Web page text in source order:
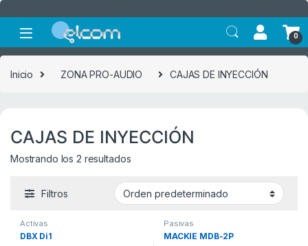
0
Inicio ZONA PRO-AUDIO CAJAS DE INYECCIÓN
CAJAS DE INYECCIÓN
Mostrando los 2 resultados
Filtros
Activas
DBX Di1
Pasivas
MACKIE MDB-2P